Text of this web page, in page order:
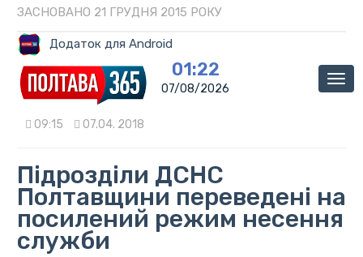
ЗАСНОВАНО 21 ГРУДНЯ 2015 РОКУ
Додаток для Android
01:22
07/08/2026
09:15 07.04. 2018
Підрозділи ДСНС
Полтавщини переведені на
посилений режим несення
служби